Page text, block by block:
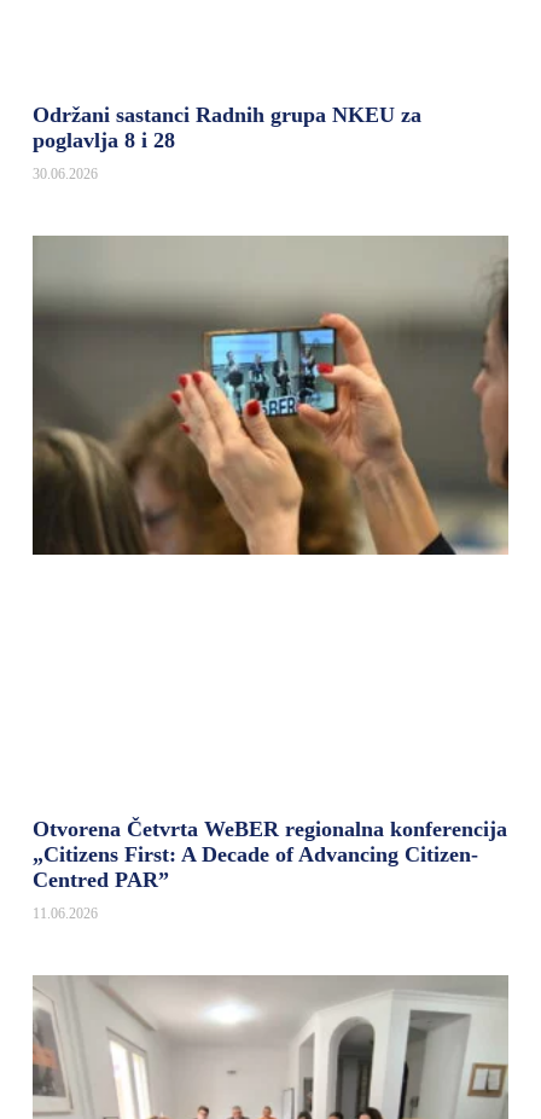
Održani sastanci Radnih grupa NKEU za
poglavlja 8 i 28
30.06.2026
Otvorena Četvrta WeBER regionalna konferencija
„Citizens First: A Decade of Advancing Citizen-
Centred PAR”
11.06.2026